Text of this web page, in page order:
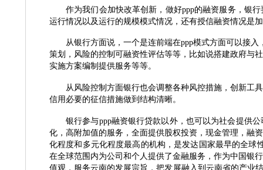
作为我们会加快改革创新，做好ppp的融资服务，银
运行情况以及运行的规模模式情况，还有授信融资情况是
从银行方面说，一个是连前端在ppp模式方面可以接入
策划，风险的控制可融资性评估等等，比如说搭建政府与
实施方案编制提供服务等等。
从风险控制方面银行也会调整各种风控措施，创新工
信用必要的征信措施做到结构清晰。
银行参与ppp融资银行贷款以外，也可以为社会提供
化，高附加值的服务，全面提供股权投资，现金管理，融
化程度和多元化程度最高的机构，是发达国家最早的全球
在全球范围内为公司和个人提供了金融服务，作为中国银
值观，服务云南的发展宗旨，把发展融入到云南省的产业